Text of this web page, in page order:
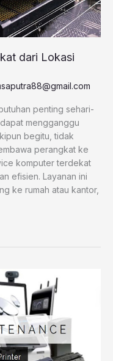
dari Lokasi
penting sehari-
mengganggu
begitu, tidak
perangkat ke
komputer terdekat
efisien. Layanan ini
ke rumah atau kantor,